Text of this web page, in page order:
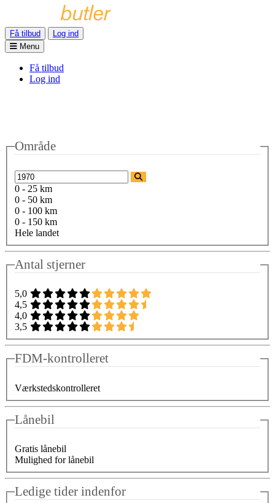
Få tilbud
Log ind
Menu
Få tilbud
Log ind
Område
0 - 25 km
0 - 50 km
0 - 100 km
0 - 150 km
Hele landet
Antal stjerner
5,0
4,5
4,0
3,5
FDM-kontrolleret
Værkstedskontrolleret
Lånebil
Gratis lånebil
Mulighed for lånebil
Ledige tider indenfor